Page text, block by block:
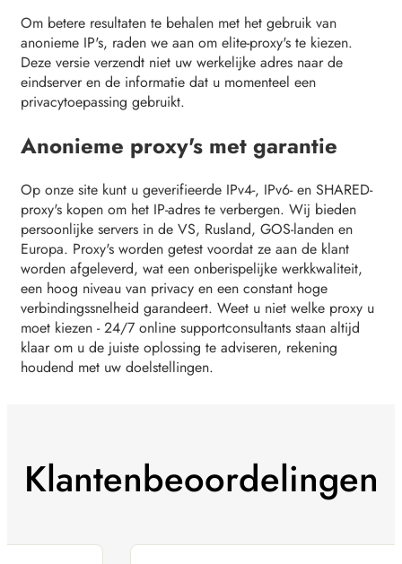
Om betere resultaten te behalen met het gebruik van
anonieme IP's, raden we aan om elite-proxy's te kiezen.
Deze versie verzendt niet uw werkelijke adres naar de
eindserver en de informatie dat u momenteel een
privacytoepassing gebruikt.
Anonieme proxy's met garantie
Op onze site kunt u geverifieerde IPv4-, IPv6- en SHARED-
proxy's kopen om het IP-adres te verbergen. Wij bieden
persoonlijke servers in de VS, Rusland, GOS-landen en
Europa. Proxy's worden getest voordat ze aan de klant
worden afgeleverd, wat een onberispelijke werkkwaliteit,
een hoog niveau van privacy en een constant hoge
verbindingssnelheid garandeert. Weet u niet welke proxy u
moet kiezen - 24/7 online supportconsultants staan altijd
klaar om u de juiste oplossing te adviseren, rekening
houdend met uw doelstellingen.
Klantenbeoordelingen